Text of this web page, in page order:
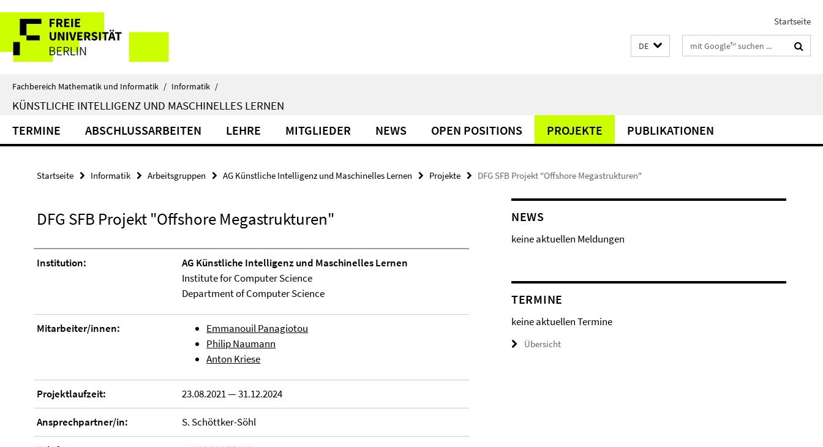
direkt
Inhalt
Service-
Navigation
Startseite
DE Suchbegriffe
Fachbereich Mathematik und Informatik / Informatik /
KÜNSTLICHE INTELLIGENZ UND MASCHINELLES LERNEN
TERMINE ABSCHLUSSARBEITEN LEHRE MITGLIEDER NEWS OPEN POSITIONS PROJEKTE PUBLIKATIONEN
Startseite Informatik Arbeitsgruppen AG Künstliche Intelligenz und Maschinelles Lernen Projekte DFG SFB Projekt "Offshore Megastrukturen"
DFG SFB Projekt "Offshore Megastrukturen"
Institution:
AG Künstliche Intelligenz und Maschinelles Lernen
Institute for Computer Science
Department of Computer Science
Mitarbeiter/innen:
Emmanouil Panagiotou
Philip Naumann
Anton Kriese
Projektlaufzeit: 23.08.2021 — 31.12.2024
Ansprechpartner/in: S. Schöttker-Söhl
NEWS
keine aktuellen Meldungen
TERMINE
keine aktuellen Termine
Übersicht